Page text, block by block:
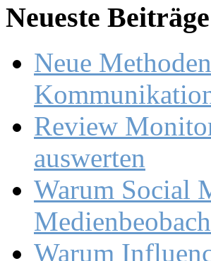
Neueste Beiträge
Neue
Review
auswerten
Warum Social
Warum